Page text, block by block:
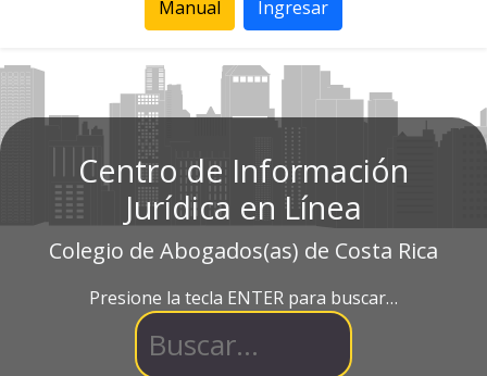
Manual Ingresar
Centro de Información
Jurídica en Línea
Colegio de Abogados(as) de Costa Rica
Presione la tecla ENTER para buscar…